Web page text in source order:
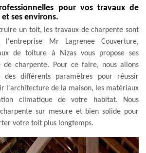
pour vos travaux de
ses environs.
un toit, les travaux de charpente sont
l'entreprise Mr Lagrenee Couverture,
de toiture à Nizas vous propose ses
de charpente. Pour ce faire, nous allons
différents paramètres pour réussir
l'architecture de la maison, les matériaux
climatique de votre habitat. Nous
sur mesure et bien solide pour
votre toit plus longtemps.